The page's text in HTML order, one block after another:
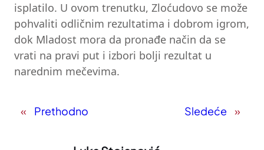
isplatilo. U ovom trenutku, Zloćudovo se može
pohvaliti odličnim rezultatima i dobrom igrom,
dok Mladost mora da pronađe način da se
vrati na pravi put i izbori bolji rezultat u
narednim mečevima.
« Prethodno Sledeće »